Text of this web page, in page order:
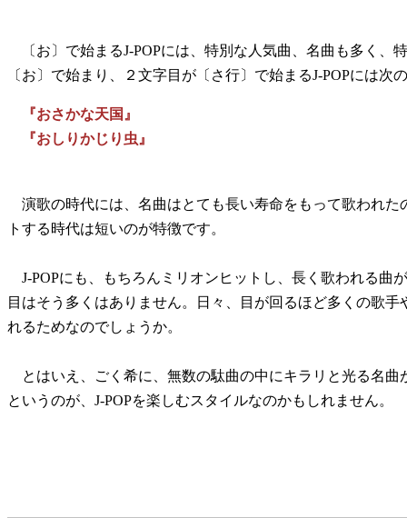
〔お〕で始まるJ-POPには、特別な人気曲、名曲も多く、
〔お〕で始まり、２文字目が〔さ行〕で始まるJ-POPには次
『おさかな天国』
『おしりかじり虫』
演歌の時代には、名曲はとても長い寿命をもって歌われた
トする時代は短いのが特徴です。
J-POPにも、もちろんミリオンヒットし、長く歌われる曲
目はそう多くはありません。日々、目が回るほど多くの歌
れるためなのでしょうか。
とはいえ、ごく希に、無数の駄曲の中にキラリと光る名
というのが、J-POPを楽しむスタイルなのかもしれません。